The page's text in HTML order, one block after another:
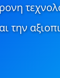
την